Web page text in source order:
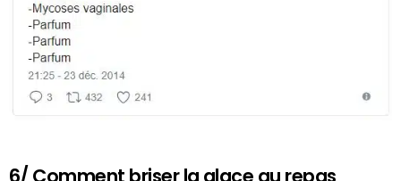
6/ Comment briser la glace au repas